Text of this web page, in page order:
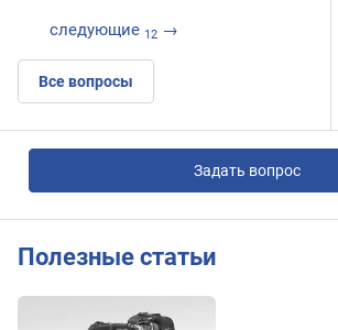
следующие 12 →
Все вопросы
Задать вопрос
Полезные статьи